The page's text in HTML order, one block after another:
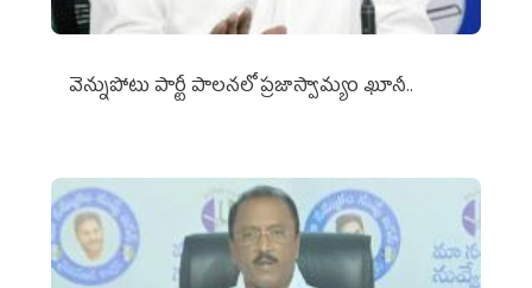
వెన్నుపోటు పార్టీ పాలనలో ప్రజాస్వామ్యం ఖూనీ..